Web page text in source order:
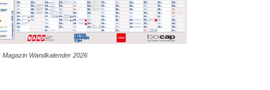
Magazin Wandkalender 2026